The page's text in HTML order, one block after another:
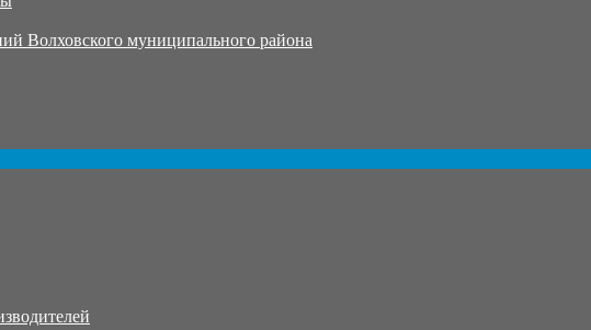
Волховского муниципального района